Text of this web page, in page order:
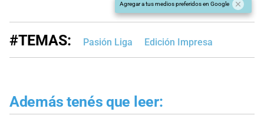
Agregar a tus medios preferidos en Google
#TEMAS: Pasión Liga Edición Impresa
Además tenés que leer: